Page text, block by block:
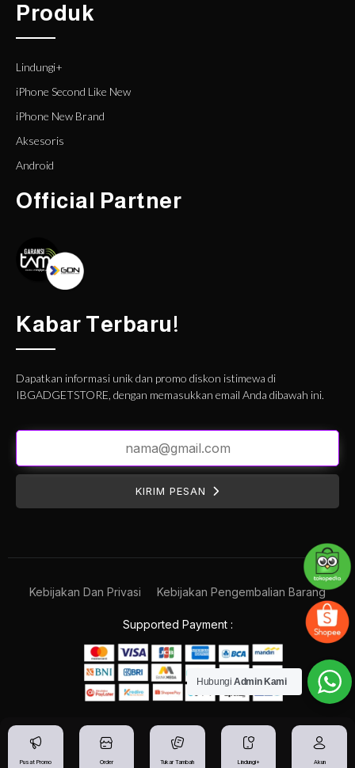
Produk
Lindungi+
iPhone Second Like New
iPhone New Brand
Aksesoris
Android
Official Partner
Kabar Terbaru!
Dapatkan informasi unik dan promo diskon istimewa di
IBGADGETSTORE, dengan memasukkan email Anda dibawah ini.
KIRIM PESAN
Supported Payment :
Kebijakan Dan Privasi Kebijakan Pengembalian Barang
Pusat Promo Order Tukar Tambah Lindungi+ Akun
Hubungi Admin Kami